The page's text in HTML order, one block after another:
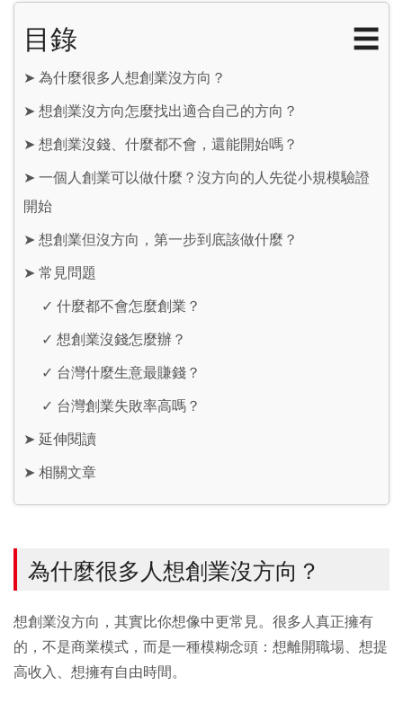
目錄 ☰
➤ 為什麼很多人想創業沒方向？
➤ 想創業沒方向怎麼找出適合自己的方向？
➤ 想創業沒錢、什麼都不會，還能開始嗎？
➤ 一個人創業可以做什麼？沒方向的人先從小規模驗證
開始
➤ 想創業但沒方向，第一步到底該做什麼？
➤ 常見問題
✓ 什麼都不會怎麼創業？
✓ 想創業沒錢怎麼辦？
✓ 台灣什麼生意最賺錢？
✓ 台灣創業失敗率高嗎？
➤ 延伸閱讀
➤ 相關文章
為什麼很多人想創業沒方向？
想創業沒方向，其實比你想像中更常見。很多人真正擁有
的，不是商業模式，而是一種模糊念頭：想離開職場、想提
高收入、想擁有自由時間。